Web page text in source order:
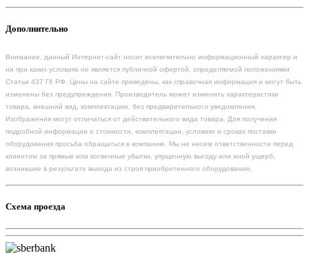
Дополнительно
Внимание, данный Интернет-сайт носит исключительно информационный характер и
ни при каких условиях не является публичной офертой, определяемой положениями
Статьи 437 ГК РФ. Цены на сайте приведены, как справочная информация и могут быть
изменены без предупреждения. Производитель может изменить характеристики
товара, внешний вид, комплектацию, без предварительного уведомления.
Изображения могут отличаться от действительного вида товара. Для получения
подробной информации о стоимости, комплектации, условиях и сроках поставки
оборудования просьба обращаться в компанию. Мы не несем ответственности перед
клиентом за прямые или косвенные убытки, упущенную выгоду или иной ущерб,
возникшие в результате выхода из строя приобретенного оборудования.
Схема проезда